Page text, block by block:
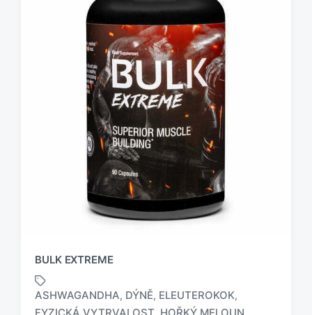
BULK EXTREME
ASHWAGANDHA, DÝNĚ, ELEUTEROKOK,
FYZICKÁ VYTRVALOST HOŘKÝ MELOUN